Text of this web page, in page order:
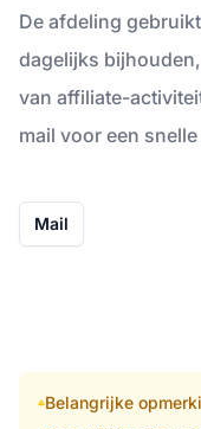
De afdeling
dagelijks
van affiliate-
mail voor een
Mail
Belangrijke